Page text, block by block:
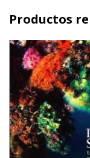
Productos